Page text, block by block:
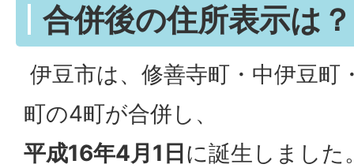
合併後の住所表示は？
伊豆市は、修善寺町・中伊豆町
町の4町が合併し、
平成16年4月1日 に誕生しました